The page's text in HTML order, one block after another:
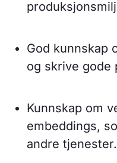
God kunnskap
og skrive gode
Kunnskap om
embeddings,
andre tjenester.